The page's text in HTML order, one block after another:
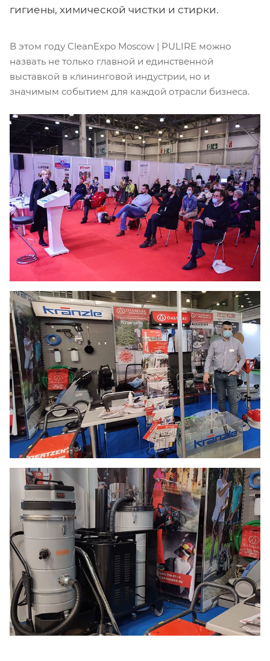
гигиены, химической чистки и стирки.
В этом году CleanExpo Moscow | PULIRE можно
назвать не только главной и единственной
выставкой в клининговой индустрии, но и
значимым событием для каждой отрасли бизнеса.